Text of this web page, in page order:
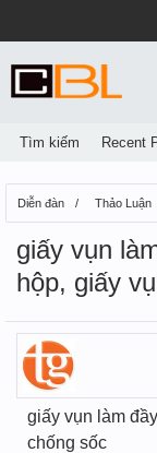
Diễn đàn Thảo Luận
giấy vụn
hộp, giấy
giấy vụn làm
chống sốc
Tìm kiếm Recent